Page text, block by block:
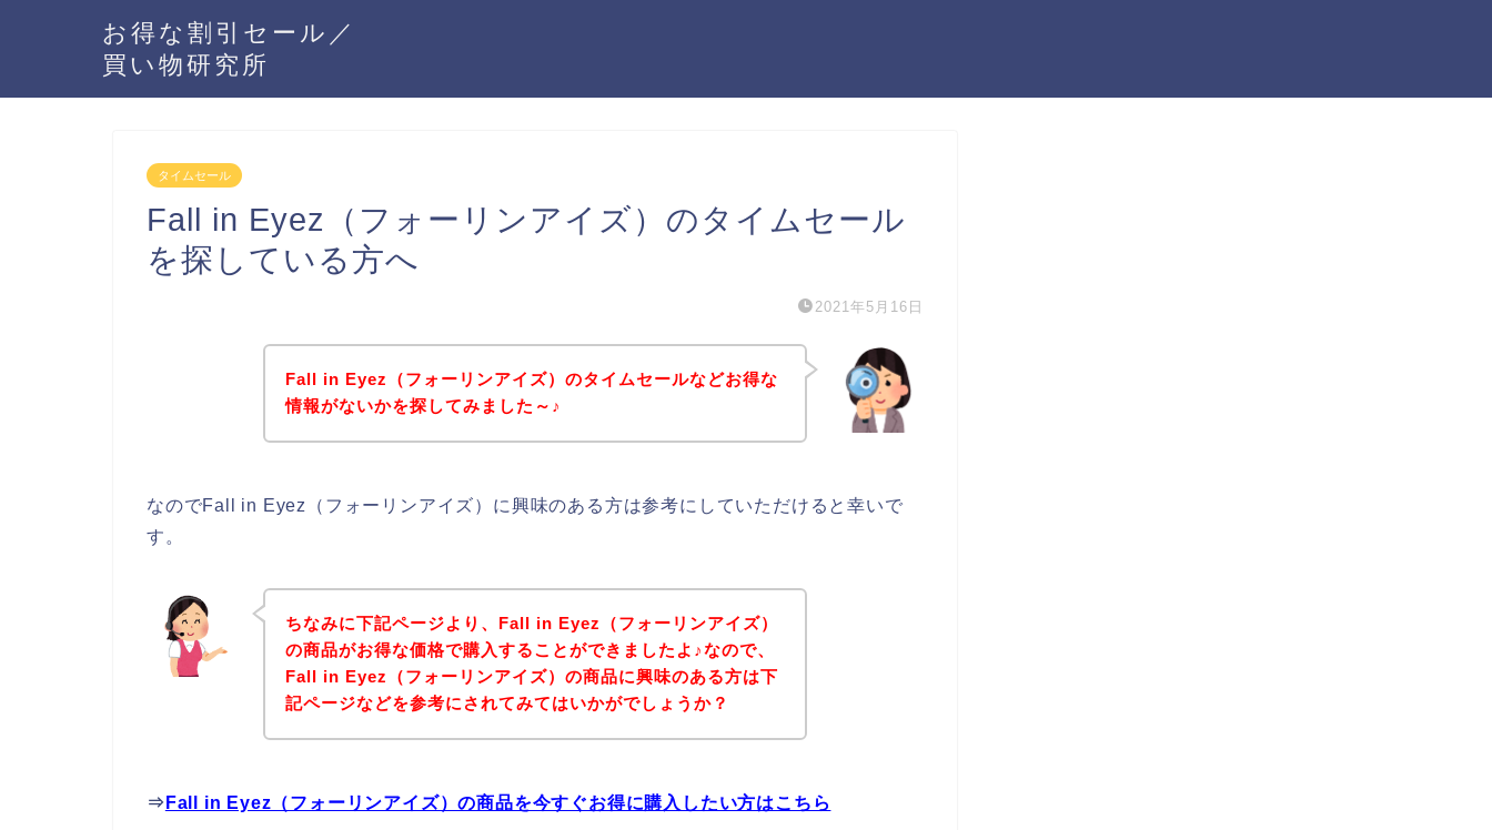
お得な割引セール／
買い物研究所
タイムセール
Fall in Eyez（フォーリンアイズ）のタイムセール
を探している方へ
2021年5月16日
Fall in Eyez（フォーリンアイズ）のタイムセールなどお得な
情報がないかを探してみました～♪
なのでFall in Eyez（フォーリンアイズ）に興味のある方は参考にしていただけると幸いで
す。
ちなみに下記ページより、Fall in Eyez（フォーリンアイズ）
の商品がお得な価格で購入することができましたよ♪なので、
Fall in Eyez（フォーリンアイズ）の商品に興味のある方は下
記ページなどを参考にされてみてはいかがでしょうか？
⇒ Fall in Eyez（フォーリンアイズ）の商品を今すぐお得に購入したい方はこちら